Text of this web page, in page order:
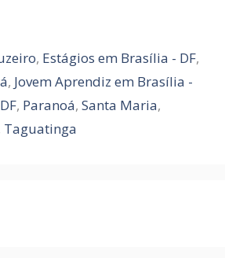
, Estágios em Brasília - DF,
, Jovem Aprendiz em Brasília -
, Paranoá, Santa Maria,
Taguatinga